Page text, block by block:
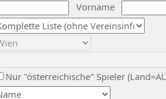
Vorname
Nur "österreichische" Spieler